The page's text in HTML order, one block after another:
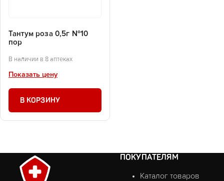
Тантум роза 0,5г №10
пор
В наличии в 8 аптеках
Показать цену
В КОРЗИНУ
ПОКУПАТЕЛЯМ
Каталог товаров